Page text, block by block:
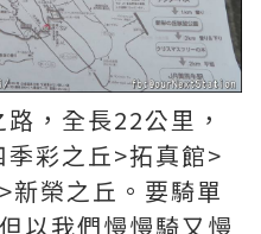
，全長22公里，
彩之丘>拓真館>
新榮之丘。要騎單
以我們慢慢騎又慢